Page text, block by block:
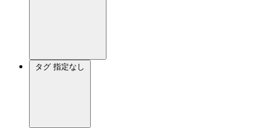
タグ 指定なし